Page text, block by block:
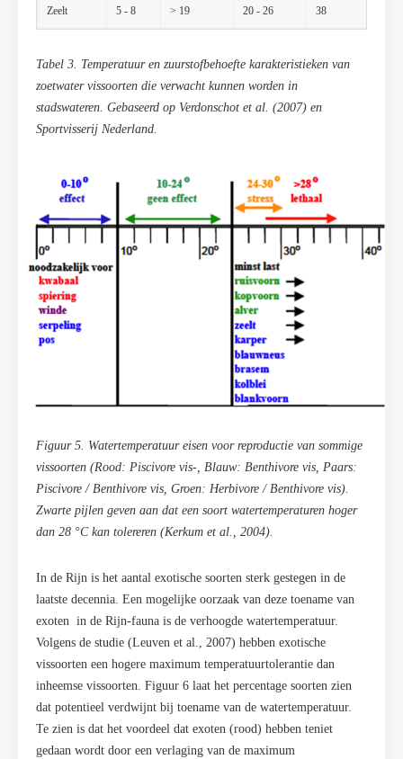
Zeelt 5 - 8 > 19 20 - 26 38
Tabel 3. Temperatuur en zuurstofbehoefte karakteristieken van
zoetwater vissoorten die verwacht kunnen worden in
stadswateren. Gebaseerd op Verdonschot et al. (2007) en
Sportvisserij Nederland.
Figuur 5. Watertemperatuur eisen voor reproductie van sommige
vissoorten (Rood: Piscivore vis-, Blauw: Benthivore vis, Paars:
Piscivore / Benthivore vis, Groen: Herbivore / Benthivore vis).
Zwarte pijlen geven aan dat een soort watertemperaturen hoger
dan 28 °C kan tolereren (Kerkum et al., 2004).
In de Rijn is het aantal exotische soorten sterk gestegen in de
laatste decennia. Een mogelijke oorzaak van deze toename van
exoten in de Rijn-fauna is de verhoogde watertemperatuur.
Volgens de studie (Leuven et al., 2007) hebben exotische
vissoorten een hogere maximum temperatuurtolerantie dan
inheemse vissoorten. Figuur 6 laat het percentage soorten zien
dat potentieel verdwijnt bij toename van de watertemperatuur.
Te zien is dat het voordeel dat exoten (rood) hebben teniet
gedaan wordt door een verlaging van de maximum